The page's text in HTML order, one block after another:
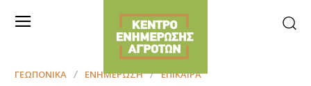
ΓΕΩΠΟΝΙΚΆ ΕΝΗΜΈΡΩΣΗ ΕΠΊΚΑΙΡΑ